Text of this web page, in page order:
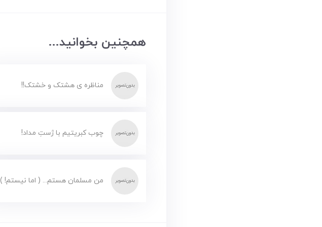
همچنین بخوانید...
مناظره ی هشتک و خشتک!!
چوب کبریتیم با ژستِ مداد!
من مسلمان هستم... ( اما نیستم! )